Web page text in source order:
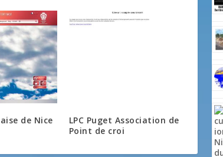
de Nice
LPC Puget Association de
Point de croi